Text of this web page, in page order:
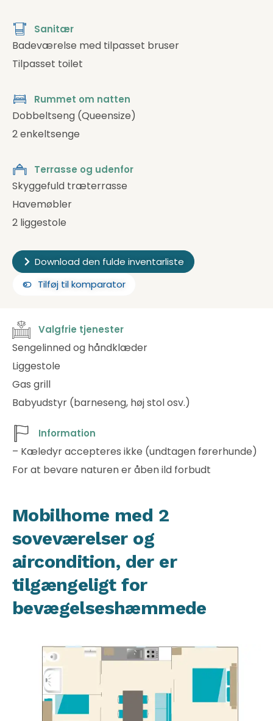
Sanitær
Badeværelse med tilpasset bruser
Tilpasset toilet
Rummet om natten
Dobbeltseng (Queensize)
2 enkeltsenge
Terrasse og udenfor
Skyggefuld træterrasse
Havemøbler
2 liggestole
Download den fulde inventarliste
Tilføj til komparator
Valgfrie tjenester
Sengelinned og håndklæder
Liggestole
Gas grill
Babyudstyr (barneseng, høj stol osv.)
Information
– Kæledyr accepteres ikke (undtagen førerhunde)
For at bevare naturen er åben ild forbudt
Mobilhome med 2
soveværelser og
aircondition, der er
tilgængeligt for
bevægelseshæmmede